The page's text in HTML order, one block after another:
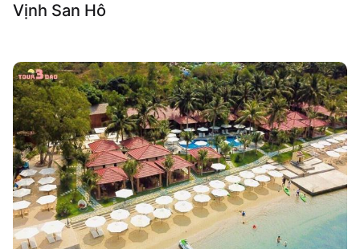
Vịnh San Hô